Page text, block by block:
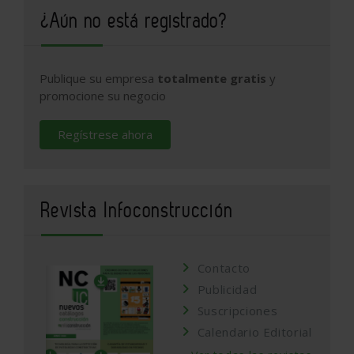
¿Aún no está registrado?
Publique su empresa totalmente gratis y
promocione su negocio
Regístrese ahora
Revista Infoconstrucción
Contacto
Publicidad
Suscripciones
Calendario Editorial